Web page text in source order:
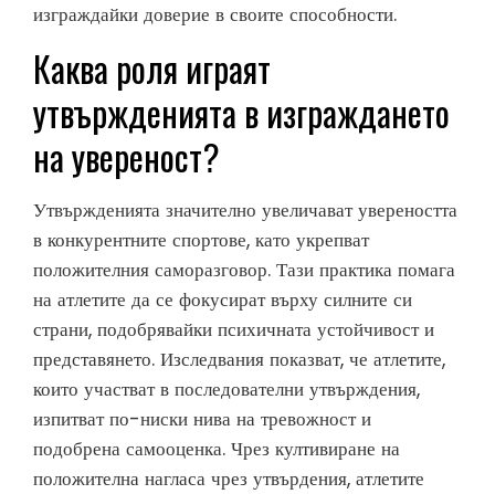
изграждайки доверие в своите способности.
Каква роля играят
утвържденията в изграждането
на увереност?
Утвържденията значително увеличават увереността
в конкурентните спортове, като укрепват
положителния саморазговор. Тази практика помага
на атлетите да се фокусират върху силните си
страни, подобрявайки психичната устойчивост и
представянето. Изследвания показват, че атлетите,
които участват в последователни утвърждения,
изпитват по-ниски нива на тревожност и
подобрена самооценка. Чрез култивиране на
положителна нагласа чрез утвърдения, атлетите